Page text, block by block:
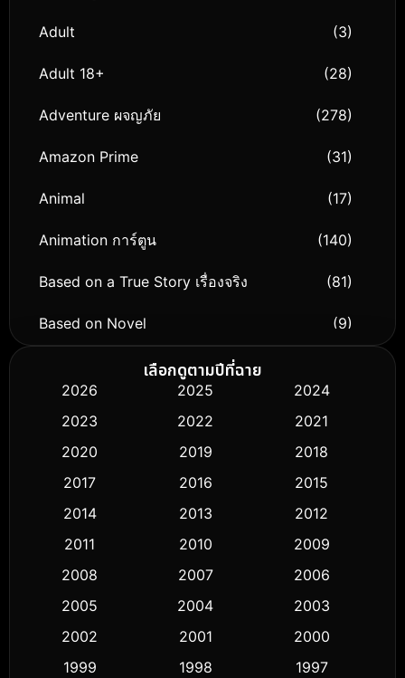
Adult (3)
Adult 18+ (28)
Adventure ผจญภัย (278)
Amazon Prime (31)
Animal (17)
Animation การ์ตูน (140)
Based on a True Story เรื่องจริง (81)
Based on Novel (9)
Biography ชีวิตจริง
Classic หนังคลาสสิก (50)
Comedy ตลก (451)
Crime อาชญากรรม (530)
Cult Film
เลือกดูตามปีที่ฉาย
2026 2025
2024
2023
2022
2021
2020
2019
2018
2017
2016
2015
2014
2013
2012
2011
2010
2009
2008
2007
2006
2005
2004
2003
2002
2001
2000
1999
1998
1997